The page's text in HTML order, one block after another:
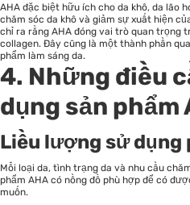
AHA đặc biệt hữu ích cho da khô, da lão
chăm sóc da khô và giảm sự xuất hiện
chỉ ra rằng AHA đóng vai trò quan trọng
collagen. Đây cũng là một thành phần
phẩm làm sáng da.
4. Những điều
dụng sản phẩm
Liều lượng sử dụng
Mỗi loại da, tình trạng da và nhu cầu
phẩm AHA có nồng đồ phù hợp để có
muốn.